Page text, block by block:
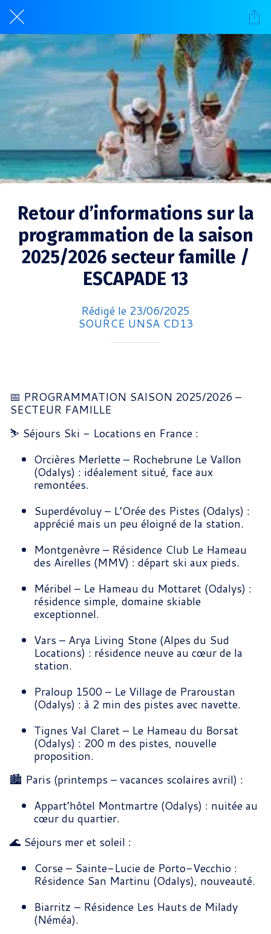
Retour d’informations sur la
programmation de la saison
2025/2026 secteur famille /
ESCAPADE 13
Rédigé le 23/06/2025
SOURCE UNSA CD13
📅 PROGRAMMATION SAISON 2025/2026 –
SECTEUR FAMILLE
⛷️ Séjours Ski - Locations en France :
Orcières Merlette – Rochebrune Le Vallon
(Odalys) : idéalement situé, face aux
remontées.
Superdévoluy – L’Orée des Pistes (Odalys) :
apprécié mais un peu éloigné de la station.
Montgenèvre – Résidence Club Le Hameau
des Airelles (MMV) : départ ski aux pieds.
Méribel – Le Hameau du Mottaret (Odalys) :
résidence simple, domaine skiable
exceptionnel.
Vars – Arya Living Stone (Alpes du Sud
Locations) : résidence neuve au cœur de la
station.
Praloup 1500 – Le Village de Praroustan
(Odalys) : à 2 min des pistes avec navette.
Tignes Val Claret – Le Hameau du Borsat
(Odalys) : 200 m des pistes, nouvelle
proposition.
🏙️ Paris (printemps – vacances scolaires avril) :
Appart’hôtel Montmartre (Odalys) : nuitée au
cœur du quartier.
🌊 Séjours mer et soleil :
Corse – Sainte-Lucie de Porto-Vecchio :
Résidence San Martinu (Odalys), nouveauté.
Biarritz – Résidence Les Hauts de Milady
(Néméa).